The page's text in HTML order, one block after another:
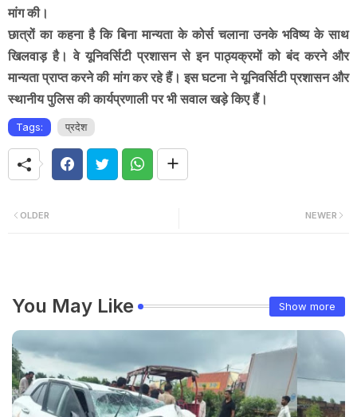
मांग की।
छात्रों का कहना है कि बिना मान्यता के कोर्स चलाना उनके भविष्य के साथ
खिलवाड़ है। वे यूनिवर्सिटी प्रशासन से इन पाठ्यक्रमों को बंद करने और
मान्यता प्राप्त करने की मांग कर रहे हैं। इस घटना ने यूनिवर्सिटी प्रशासन और
स्थानीय पुलिस की कार्यप्रणाली पर भी सवाल खड़े किए हैं।
Tags: प्रदेश
NEWER
OLDER
You May Like Show more